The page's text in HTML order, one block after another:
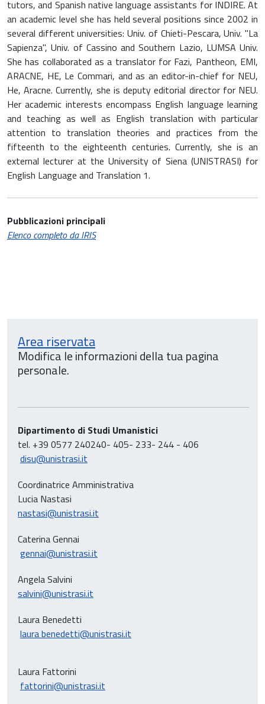
tutors, and Spanish native language assistants for INDIRE. At
an academic level she has held several positions since 2002 in
several different universities: Univ. of Chieti-Pescara, Univ. "La
Sapienza", Univ. of Cassino and Southern Lazio, LUMSA Univ.
She has collaborated as a translator for Fazi, Pantheon, EMI,
ARACNE, HE, Le Commari, and as an editor-in-chief for NEU,
He, Aracne. Currently, she is deputy editorial director for NEU.
Her academic interests encompass English language learning
and teaching as well as English translation with particular
attention to translation theories and practices from the
fifteenth to the eighteenth centuries. Currently, she is an
external lecturer at the University of Siena (UNISTRASI) for
English Language and Translation 1.
Pubblicazioni principali
Elenco completo da IRIS
Area riservata
Modifica le informazioni della tua pagina
personale.
Dipartimento di Studi Umanistici
tel. +39 0577 240240- 405- 233- 244 - 406
disu@unistrasi.it
Coordinatrice Amministrativa
Lucia Nastasi
nastasi@unistrasi.it
Caterina Gennai
gennai@unistrasi.it
Angela Salvini
salvini@unistrasi.it
Laura Benedetti
laura benedetti@unistrasi.it
Laura Fattorini
fattorini@unistrasi.it